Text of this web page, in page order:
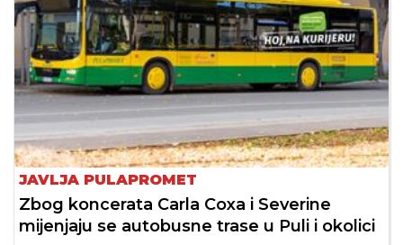
JAVLJA PULAPROMET
Zbog koncerata Carla Coxa i Severine
mijenjaju se autobusne trase u Puli i okolici